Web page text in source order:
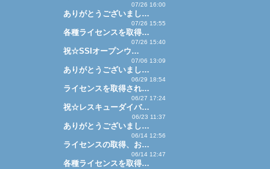
07/26 16:00
ありがとうございまし…
07/26 15:55
各種ライセンスを取得…
07/26 15:40
祝☆SSIオープンウ…
07/06 13:09
ありがとうございまし…
06/29 18:54
ライセンスを取得され…
06/27 17:24
祝☆レスキューダイバ…
06/23 11:37
ありがとうございまし…
06/14 12:56
ライセンスの取得、お…
06/14 12:47
各種ライセンスを取得…